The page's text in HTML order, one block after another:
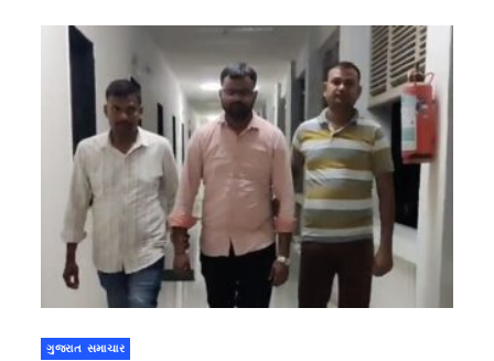
ગુજરાત સમાચાર